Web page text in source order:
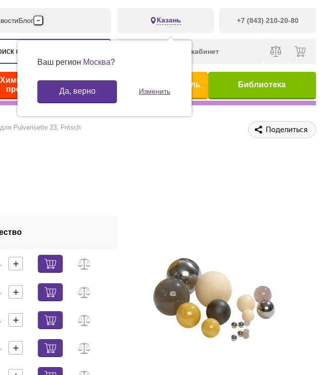
Блог
Производители
Партнеры
Контакты
Казань +7 (843) 210-20-80
Ваш регион Москва?
Да, верно Изменить
Личный кабинет
Химические реактивы,
препараты, наборы
Предметный указатель Библиотека
Pulverisette 23, Fritsch Поделиться